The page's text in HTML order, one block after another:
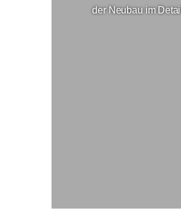
der Neubau im Detail